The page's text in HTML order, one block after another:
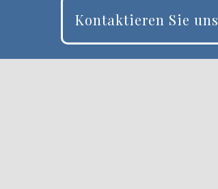
Kontaktieren Sie uns